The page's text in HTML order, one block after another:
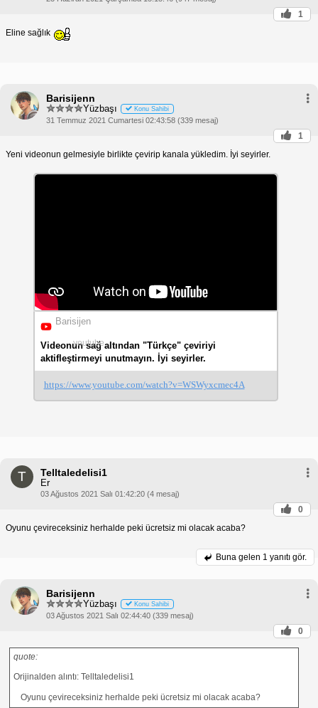
1
Eline sağlık
Barisijenn
Yüzbaşı Konu Sahibi
31 Temmuz 2021 Cumartesi 02:43:58 (339 mesaj)
1
Yeni videonun gelmesiyle birlikte çevirip kanala yükledim. İyi seyirler.
Barisijen
youtube
Videonun sağ altından "Türkçe" çeviriyi
aktifleştirmeyi unutmayın. İyi seyirler.
https://www.youtube.com/watch?v=WSWyxcmec4A
T Telltaledelisi1
Er
03 Ağustos 2021 Salı 01:42:20 (4 mesaj)
0
Oyunu çevireceksiniz herhalde peki ücretsiz mi olacak acaba?
Buna gelen 1 yanıtı gör.
Barisijenn
Yüzbaşı Konu Sahibi
03 Ağustos 2021 Salı 02:44:40 (339 mesaj)
0
quote:
Orijinalden alıntı: Telltaledelisi1
Oyunu çevireceksiniz herhalde peki ücretsiz mi olacak acaba?